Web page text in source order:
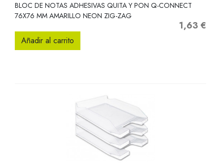
BLOC DE NOTAS ADHESIVAS QUITA Y PON Q-CONNECT
76X76 MM AMARILLO NEON ZIG-ZAG
Precio
1,63 €
Añadir al carrito